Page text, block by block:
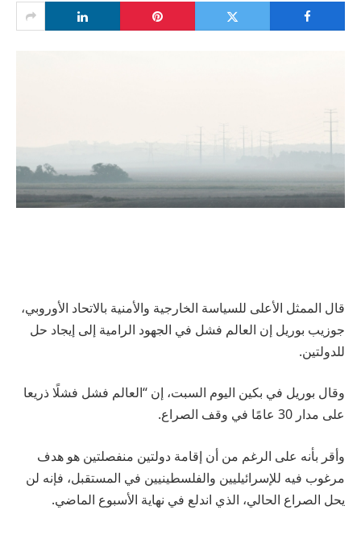
قال الممثل الأعلى للسياسة الخارجية والأمنية بالاتحاد الأوروبي،
جوزيب بوريل إن العالم فشل في الجهود الرامية إلى إيجاد حل
للدولتين.
وقال بوريل في بكين اليوم السبت، إن “العالم فشل فشلًا ذريعا
على مدار 30 عامًا في وقف الصراع.
وأقر بأنه على الرغم من أن إقامة دولتين منفصلتين هو هدف
مرغوب فيه للإسرائيليين والفلسطينيين في المستقبل، فإنه لن
يحل الصراع الحالي، الذي اندلع في نهاية الأسبوع الماضي.